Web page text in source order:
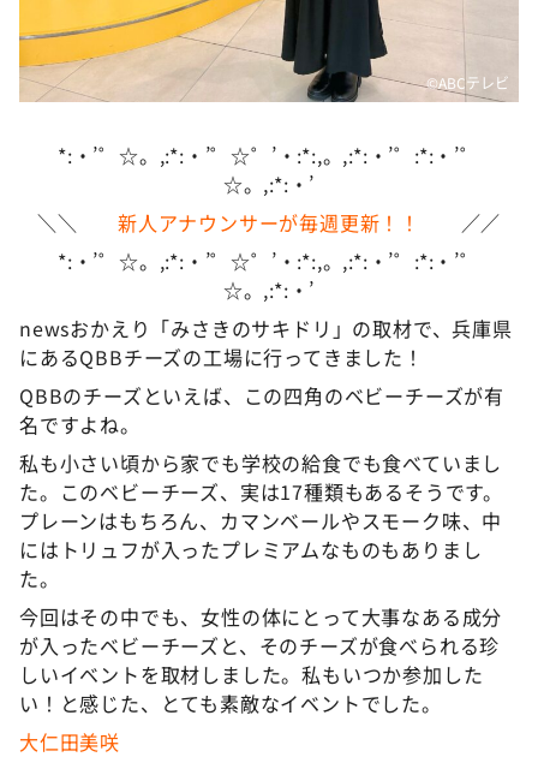
©️ABCテレビ
*:・’゜☆。,:*:・’゜☆゜’・:*:,。,:*:・’゜:*:・’゜
☆。,:*:・’
＼＼ 新人アナウンサーが毎週更新！！
／／
*:・’゜☆。,:*:・’゜☆゜’・:*:,。,:*:・’゜:*:・’゜
☆。,:*:・’
newsおかえり「みさきのサキドリ」の取材で、兵庫県
にあるQBBチーズの工場に行ってきました！
QBBのチーズといえば、この四角のベビーチーズが有
名ですよね。
私も小さい頃から家でも学校の給食でも食べていまし
た。このベビーチーズ、実は17種類もあるそうです。
プレーンはもちろん、カマンベールやスモーク味、中
にはトリュフが入ったプレミアムなものもありまし
た。
今回はその中でも、女性の体にとって大事なある成分
が入ったベビーチーズと、そのチーズが食べられる珍
しいイベントを取材しました。私もいつか参加した
い！と感じた、とても素敵なイベントでした。
大仁田美咲